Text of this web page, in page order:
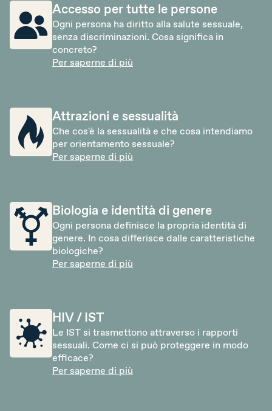
La nostra organizzazione
I nostri obiettivi
Rapporto annuale
Sostenerci
Donare adesso
Accesso per tutte le persone
Ogni persona ha diritto alla salute sessuale,
senza discriminazioni. Cosa significa in
concreto?
Per saperne di più
Attrazioni e sessualità
Che cos'è la sessualità e che cosa intendiamo
per orientamento sessuale?
Per saperne di più
Biologia e identità di genere
Ogni persona definisce la propria identità di
genere. In cosa differisce dalle caratteristiche
biologiche?
Per saperne di più
HIV / IST
Le IST si trasmettono attraverso i rapporti
sessuali. Come ci si può proteggere in modo
efficace?
Per saperne di più